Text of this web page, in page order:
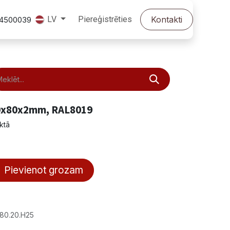
LV Piereģistrēties Kontakti
RAL8019
Pievienot grozam